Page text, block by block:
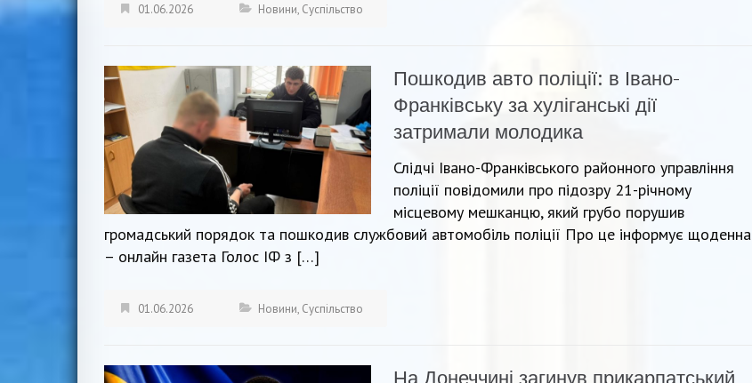
01.06.2026 Новини, Суспільство
Пошкодив авто поліції: в Івано-
Франківську за хуліганські дії
затримали молодика
Слідчі Івано-Франківського районного управління
поліції повідомили про підозру 21-річному
місцевому мешканцю, який грубо порушив
громадський порядок та пошкодив службовий автомобіль поліції Про це інформує щоденна
– онлайн газета Голос ІФ з […]
01.06.2026 Новини, Суспільство
На Донеччині загинув прикарпатський